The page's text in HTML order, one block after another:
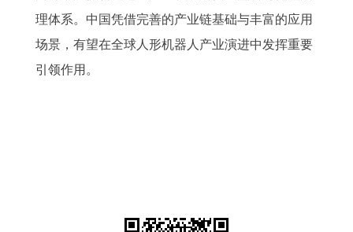
理体系。中国凭借完善的产业链基础与丰富的应用
场景，有望在全球人形机器人产业演进中发挥重要
引领作用。